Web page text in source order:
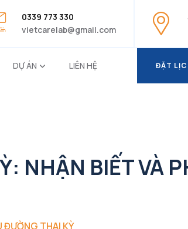
0339 773 330
vietcarelab@gmail.com
DỰ ÁN LIÊN HỆ
ĐẶT
NHẬN BIẾT VÀ
ĐƯỜNG THAI KỲ